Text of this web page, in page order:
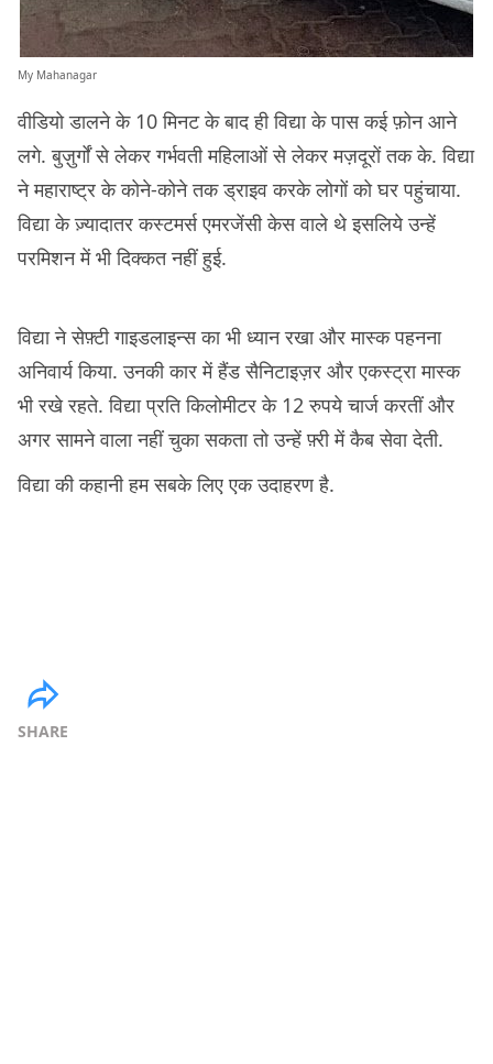
My Mahanagar
वीडियो डालने के 10 मिनट के बाद ही विद्या के पास कई फ़ोन आने
लगे. बुज़ुर्गों से लेकर गर्भवती महिलाओं से लेकर मज़दूरों तक के. विद्या
ने महाराष्ट्र के कोने-कोने तक ड्राइव करके लोगों को घर पहुंचाया.
विद्या के ज़्यादातर कस्टमर्स एमरजेंसी केस वाले थे इसलिये उन्हें
परमिशन में भी दिक्कत नहीं हुई.
विद्या ने सेफ़्टी गाइडलाइन्स का भी ध्यान रखा और मास्क पहनना
अनिवार्य किया. उनकी कार में हैंड सैनिटाइज़र और एकस्ट्रा मास्क
भी रखे रहते. विद्या प्रति किलोमीटर के 12 रुपये चार्ज करतीं और
अगर सामने वाला नहीं चुका सकता तो उन्हें फ़्री में कैब सेवा देती.
विद्या की कहानी हम सबके लिए एक उदाहरण है.
SHARE